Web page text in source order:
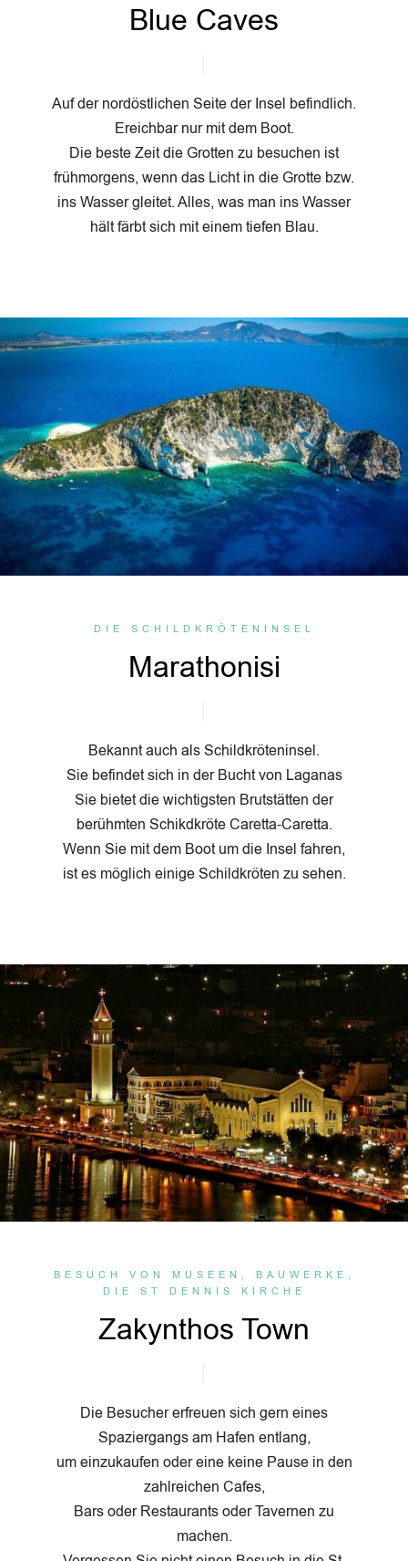
Blue Caves
Auf der nordöstlichen Seite der Insel befindlich.
Ereichbar nur mit dem Boot.
Die beste Zeit die Grotten zu besuchen ist
frühmorgens, wenn das Licht in die Grotte bzw.
ins Wasser gleitet. Alles, was man ins Wasser
hält färbt sich mit einem tiefen Blau.
DIE SCHILDKRÖTENINSEL
Marathonisi
Bekannt auch als Schildkröteninsel.
Sie befindet sich in der Bucht von Laganas
Sie bietet die wichtigsten Brutstätten der
berühmten Schikdkröte Caretta-Caretta.
Wenn Sie mit dem Boot um die Insel fahren,
ist es möglich einige Schildkröten zu sehen.
BESUCH VON MUSEEN, BAUWERKE,
DIE ST DENNIS KIRCHE
Zakynthos Town
Die Besucher erfreuen sich gern eines
Spaziergangs am Hafen entlang,
um einzukaufen oder eine keine Pause in den
zahlreichen Cafes,
Bars oder Restaurants oder Tavernen zu
machen.